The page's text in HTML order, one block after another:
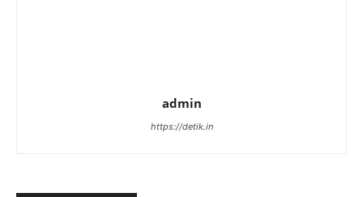
admin
https://detik.in